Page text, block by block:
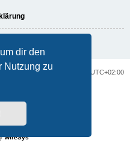
dir den
Nutzung zu
Alle Zeiten sind UTC+02:00
phpBB.de
WireSys